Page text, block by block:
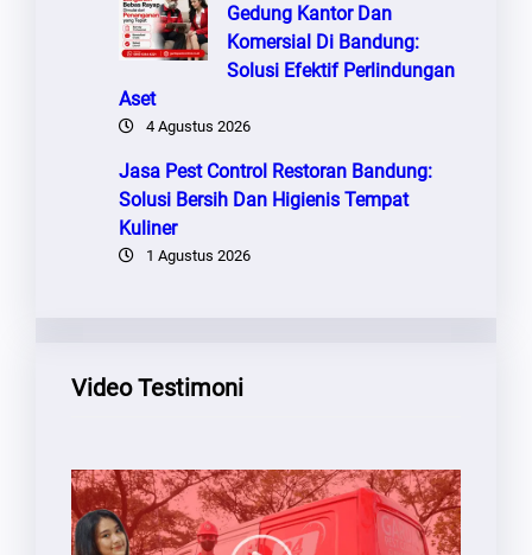
Gedung Kantor Dan
Komersial Di Bandung:
Solusi Efektif Perlindungan
Aset
4 Agustus 2026
Jasa Pest Control Restoran Bandung:
Solusi Bersih Dan Higienis Tempat
Kuliner
1 Agustus 2026
Video Testimoni